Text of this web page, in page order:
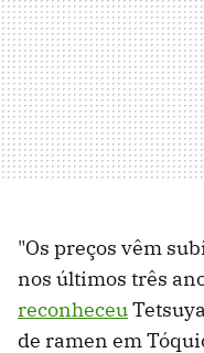
"Os preços vêm
nos últimos três
reconheceu
de ramen em